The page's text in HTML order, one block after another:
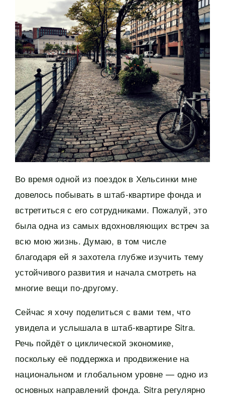
Во время одной из поездок в Хельсинки мне
довелось побывать в штаб-квартире фонда и
встретиться с его сотрудниками. Пожалуй, это
была одна из самых вдохновляющих встреч за
всю мою жизнь. Думаю, в том числе
благодаря ей я захотела глубже изучить тему
устойчивого развития и начала смотреть на
многие вещи по-другому.
Сейчас я хочу поделиться с вами тем, что
увидела и услышала в штаб-квартире Sitra.
Речь пойдёт о циклической экономике,
поскольку её поддержка и продвижение на
национальном и глобальном уровне — одно из
основных направлений фонда. Sitra регулярно